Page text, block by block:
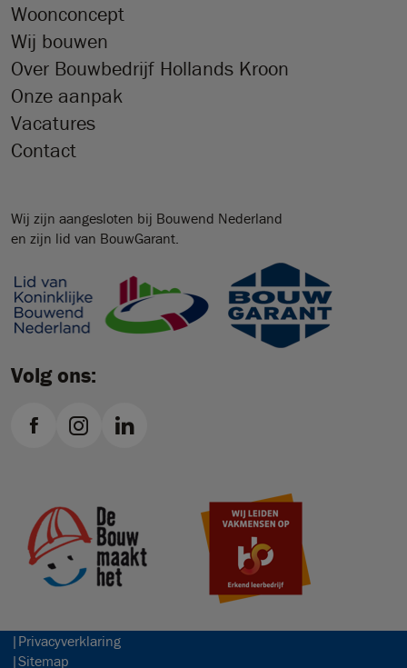
Woonconcept
Wij bouwen
Over Bouwbedrijf Hollands Kroon
Onze aanpak
Vacatures
Contact
Wij zijn aangesloten bij Bouwend Nederland
en zijn lid van BouwGarant.
Volg ons:
Privacyverklaring
Sitemap